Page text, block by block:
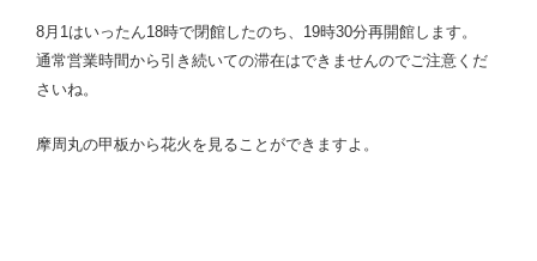
8月1はいったん18時で閉館したのち、19時30分再開館します。
通常営業時間から引き続いての滞在はできませんのでご注意くだ
さいね。
摩周丸の甲板から花火を見ることができますよ。